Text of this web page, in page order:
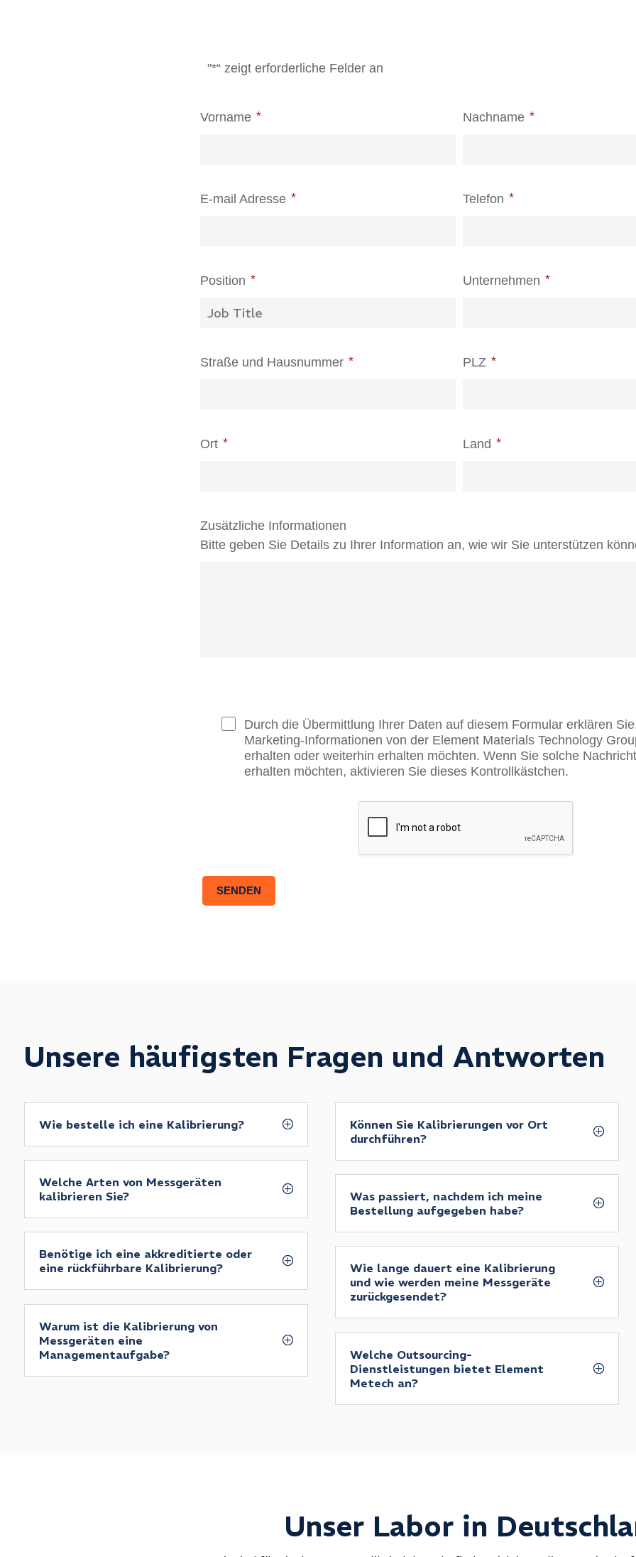
"*“ zeigt erforderliche Felder an
Vorname Nachname
E-mail Adresse Telefon
Position Unternehmen
Straße und Hausnummer PLZ
Ort Land
Zusätzliche Informationen
Bitte geben Sie Details zu Ihrer Information an, wie wir Sie unterstützen
Durch die Übermittlung Ihrer Daten auf diesem Formular erklären
Marketing-Informationen von der Element Materials Technology
erhalten oder weiterhin erhalten möchten. Wenn Sie solche
erhalten möchten, aktivieren Sie dieses Kontrollkästchen.
SENDEN
Unsere häufigsten Fragen und Antworten
Wie bestelle ich eine Kalibrierung?
Welche Arten von Messgeräten
kalibrieren Sie?
Benötige ich eine akkreditierte oder
eine rückführbare Kalibrierung?
Warum ist die Kalibrierung von
Messgeräten eine
Managementaufgabe?
Können Sie Kalibrierungen vor Ort
durchführen?
Was passiert, nachdem ich meine
Bestellung aufgegeben habe?
Wie lange dauert eine Kalibrierung
und wie werden meine Messgeräte
zurückgesendet?
Welche Outsourcing-
Dienstleistungen bietet Element
Metech an?
Unser Labor in